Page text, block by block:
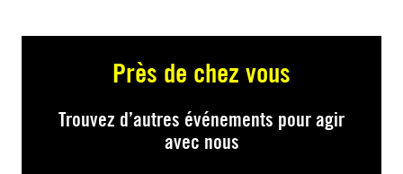
Près de chez vous
Trouvez d’autres événements pour agir
avec nous